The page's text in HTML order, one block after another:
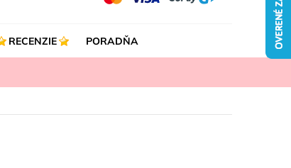
RECENZIE PORADŇA